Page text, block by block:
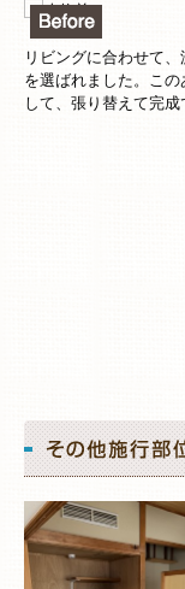
リビングに合わせて
を選ばれました。こ
して、張り替えて完成